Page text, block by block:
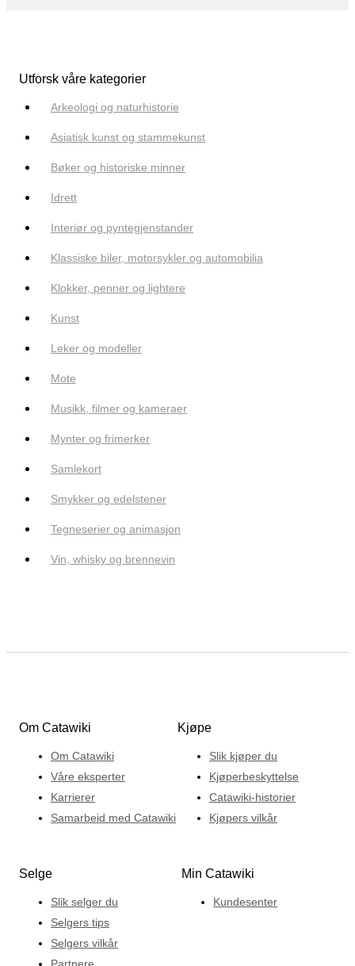
Utforsk våre kategorier
Arkeologi og naturhistorie
Asiatisk kunst og stammekunst
Bøker og historiske minner
Idrett
Interiør og pyntegjenstander
Klassiske biler, motorsykler og automobilia
Klokker, penner og lightere
Kunst
Leker og modeller
Mote
Musikk, filmer og kameraer
Mynter og frimerker
Samlekort
Smykker og edelstener
Tegneserier og animasjon
Vin, whisky og brennevin
Om Catawiki
Om Catawiki
Våre eksperter
Karrierer
Samarbeid med Catawiki
Kjøpe
Slik kjøper du
Kjøperbeskyttelse
Catawiki-historier
Kjøpers vilkår
Selge
Slik selger du
Selgers tips
Selgers vilkår
Partnere
Min Catawiki
Kundesenter